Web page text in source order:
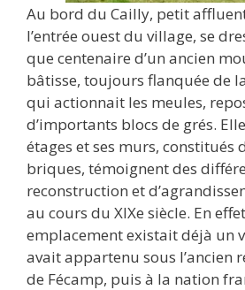
Au bord du Cailly, petit
l’entrée ouest du village, se
que centenaire d’un ancien
bâtisse, toujours flanquée de
qui actionnait les meules,
d’importants blocs de grés.
étages et ses murs, constitués
briques, témoignent des
reconstruction et
au cours du XIXe siècle. En
emplacement existait déjà un
avait appartenu sous l’ancien
de Fécamp, puis à la nation